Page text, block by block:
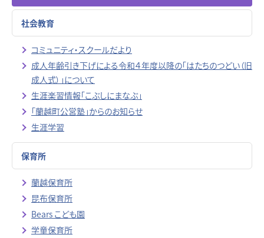
社会教育
コミュニティ・スクールだより
成人年齢引き下げによる令和４年度以降の「はたちのつどい（旧
成人式）」について
生涯楽習情報「こぶしにまなぶ」
「蘭越町公営塾」からのお知らせ
生涯学習
保育所
蘭越保育所
昆布保育所
Bears こども園
学童保育所